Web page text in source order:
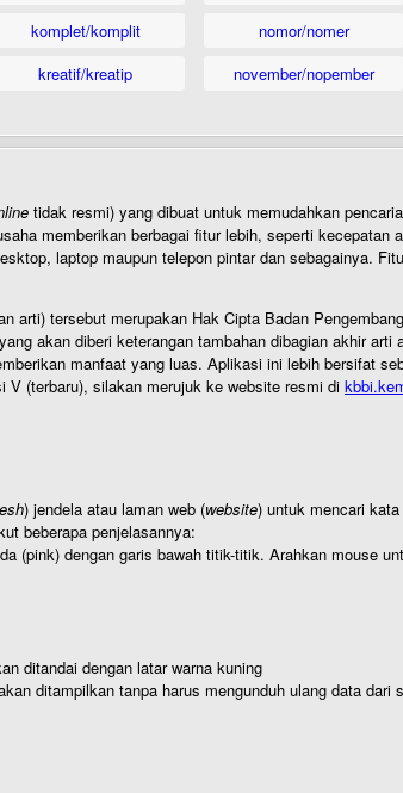
komplet/komplit
kreatif/kreatip
nomor/nomer
november/nopember
tidak resmi) yang dibuat untuk memudahkan
memberikan berbagai fitur lebih, seperti kecepatan
laptop maupun telepon pintar dan sebagainya.
tersebut merupakan Hak Cipta Badan
akan diberi keterangan tambahan dibagian akhir arti
manfaat yang luas. Aplikasi ini lebih bersifat
(terbaru), silakan merujuk ke website resmi di
) jendela atau laman web (website) untuk mencari
beberapa penjelasannya:
(pink) dengan garis bawah titik-titik. Arahkan mouse
ditandai dengan latar warna kuning
ditampilkan tanpa harus mengunduh ulang data dari